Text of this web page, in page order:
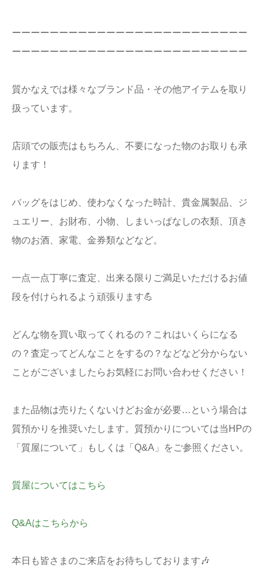
ーーーーーーーーーーーーーーーーーーーーーーーーー
ーーーーーーーーーーーーーーーーーーーーーーーーー
質かなえでは様々なブランド品・その他アイテムを取り
扱っています。
店頭での販売はもちろん、不要になった物のお取りも承
ります！
バッグをはじめ、使わなくなった時計、貴金属製品、ジ
ュエリー、お財布、小物、しまいっぱなしの衣類、頂き
物のお酒、家電、金券類などなど。
一点一点丁寧に査定、出来る限りご満足いただけるお値
段を付けられるよう頑張ります💪
どんな物を買い取ってくれるの？これはいくらになる
の？査定ってどんなことをするの？などなど分からない
ことがございましたらお気軽にお問い合わせください！
また品物は売りたくないけどお金が必要…という場合は
質預かりを推奨いたします。質預かりについては当HPの
「質屋について」もしくは「Q&A」をご参照ください。
質屋についてはこちら
Q&Aはこちらから
本日も皆さまのご来店をお待ちしております🎶